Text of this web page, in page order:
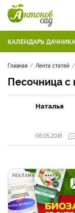
КАЛЕНДАРЬ ДАЧНИКА
Главная Лента статей
Песочница
Наталья
06.05.2016
РЕКЛАМА